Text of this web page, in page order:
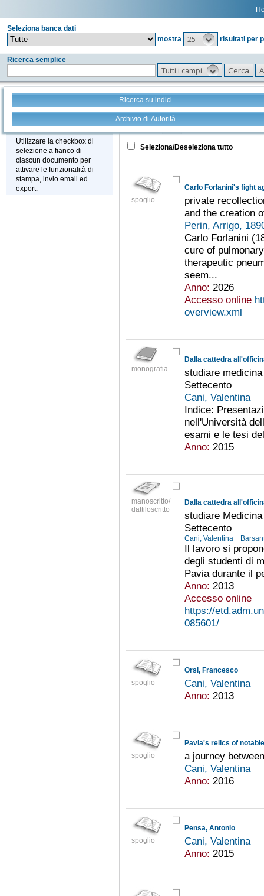
Seleziona banca dati
mostra
25 risultati per
Ricerca semplice
Tutti i campi
Ricerca su indici
Archivio di Autorità
Stampa - Email - Export
Utilizzare la checkbox di
selezione a fianco di
ciascun documento per
attivare le funzionalità di
stampa, invio email ed
export.
Tutto +
Seleziona/Deseleziona tutto
spoglio
Carlo Forlanini's fight
private
and the creation
Perin, Arrigo,
Carlo Forlanini
cure of
therapeutic
seem...
Anno: 2026
Accesso online
overview.xml
monografia
Dalla cattedra
studiare
Settecento
Cani, Valentina
Indice:
nell'Università
esami e le tesi
Anno: 2015
manoscritto/
dattiloscritto
Dalla cattedra
studiare
Settecento
Cani, Valentina
Il lavoro si
degli studenti di
Pavia durante il
Anno: 2013
Accesso online
https://
085601/
spoglio
Orsi, Francesco
Cani, Valentina
Anno: 2013
spoglio
Pavia's relics of
a journey
Cani, Valentina
Anno: 2016
spoglio
Pensa, Antonio
Cani, Valentina
Anno: 2015